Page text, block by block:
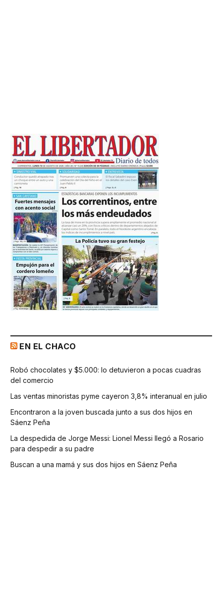
EN EL CHACO
Robó chocolates y $5.000: lo detuvieron a pocas cuadras
del comercio
Las ventas minoristas pyme cayeron 3,8% interanual en julio
Encontraron a la joven buscada junto a sus dos hijos en
Sáenz Peña
La despedida de Jorge Messi: Lionel Messi llegó a Rosario
para despedir a su padre
Buscan a una mamá y sus dos hijos en Sáenz Peña